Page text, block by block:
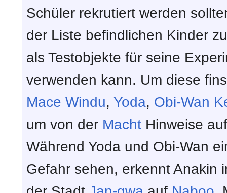
Schüler rekrutiert werden
der Liste befindlichen Kinder
als Testobjekte für seine
verwenden kann. Um diese
Mace Windu, Yoda, Obi-Wan
um von der Macht Hinweise
Während Yoda und Obi-Wan
Gefahr sehen, erkennt Anakin